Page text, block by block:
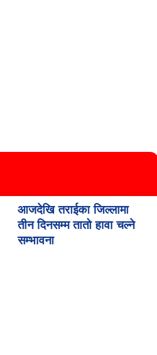
आजदेखि तराईका जिल्लामा
तीन दिनसम्म तातो हावा चल्ने
सम्भावना